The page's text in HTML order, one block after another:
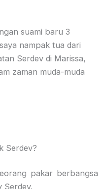
suami baru 3
nampak tua dari
Serdev di Marissa,
zaman muda-muda
Serdev?
pakar berbangsa
Serdev.